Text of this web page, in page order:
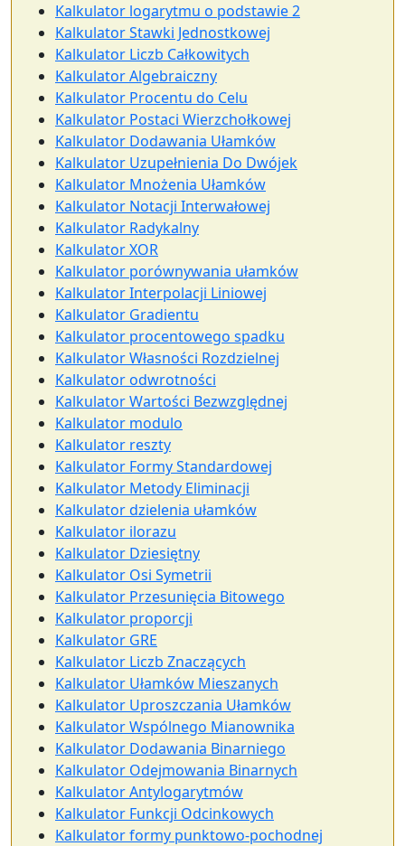
Kalkulator logarytmu o podstawie 2
Kalkulator Stawki Jednostkowej
Kalkulator Liczb Całkowitych
Kalkulator Algebraiczny
Kalkulator Procentu do Celu
Kalkulator Postaci Wierzchołkowej
Kalkulator Dodawania Ułamków
Kalkulator Uzupełnienia Do Dwójek
Kalkulator Mnożenia Ułamków
Kalkulator Notacji Interwałowej
Kalkulator Radykalny
Kalkulator XOR
Kalkulator porównywania ułamków
Kalkulator Interpolacji Liniowej
Kalkulator Gradientu
Kalkulator procentowego spadku
Kalkulator Własności Rozdzielnej
Kalkulator odwrotności
Kalkulator Wartości Bezwzględnej
Kalkulator modulo
Kalkulator reszty
Kalkulator Formy Standardowej
Kalkulator Metody Eliminacji
Kalkulator dzielenia ułamków
Kalkulator ilorazu
Kalkulator Dziesiętny
Kalkulator Osi Symetrii
Kalkulator Przesunięcia Bitowego
Kalkulator proporcji
Kalkulator GRE
Kalkulator Liczb Znaczących
Kalkulator Ułamków Mieszanych
Kalkulator Uproszczania Ułamków
Kalkulator Wspólnego Mianownika
Kalkulator Dodawania Binarniego
Kalkulator Odejmowania Binarnych
Kalkulator Antylogarytmów
Kalkulator Funkcji Odcinkowych
Kalkulator formy punktowo-pochodnej